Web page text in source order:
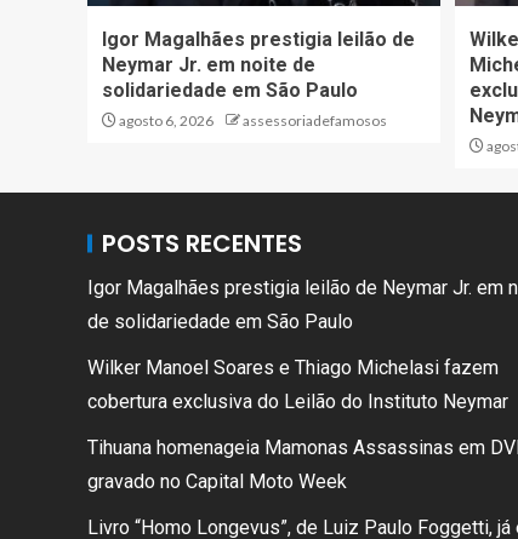
Igor Magalhães prestigia leilão de
Neymar Jr. em noite de
solidariedade em São Paulo
agosto 6, 2026 assessoriadefamosos
POSTS RECENTES
Igor Magalhães prestigia leilão de Neymar Jr. em
de solidariedade em São Paulo
Wilker Manoel Soares e Thiago Michelasi fazem
cobertura exclusiva do Leilão do Instituto Neymar
Tihuana homenageia Mamonas Assassinas em
gravado no Capital Moto Week
Livro “Homo Longevus”, de Luiz Paulo Foggetti, já